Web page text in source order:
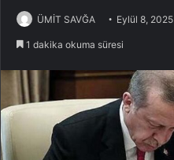
ÜMİT SAVĞA Eylül 8, 2025
1 dakika okuma süresi